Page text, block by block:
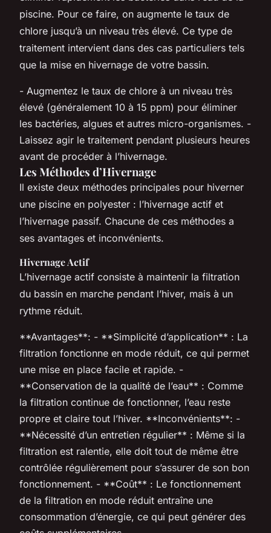
piscine. Pour ce faire, on augmente le taux de
chlore jusqu’à un niveau très élevé. Ce type de
traitement intervient dans des cas particuliers tels
que la mise en hivernage de votre bassin.
- Augmentez le taux de chlore à un niveau très
élevé (généralement 10 à 15 ppm) pour éliminer
les bactéries, algues et autres micro-organismes. -
Laissez agir le traitement pendant plusieurs heures
avant de procéder à l’hivernage.
Les Méthodes d’Hivernage
Il existe deux méthodes principales pour hiverner
une piscine en polyester : l’hivernage actif et
l’hivernage passif. Chacune de ces méthodes a
ses avantages et inconvénients.
Hivernage Actif
L’hivernage actif consiste à maintenir la filtration
du bassin en marche pendant l’hiver, mais à un
rythme réduit.
**Avantages**: - **Simplicité d’application** : La
filtration fonctionne en mode réduit, ce qui permet
une mise en place facile et rapide. -
**Conservation de la qualité de l’eau** : Comme
la filtration continue de fonctionner, l’eau reste
propre et claire tout l’hiver. **Inconvénients**: -
**Nécessité d’un entretien régulier** : Même si la
filtration est ralentie, elle doit tout de même être
contrôlée régulièrement pour s’assurer de son bon
fonctionnement. - **Coût** : Le fonctionnement
de la filtration en mode réduit entraîne une
consommation d’énergie, ce qui peut générer des